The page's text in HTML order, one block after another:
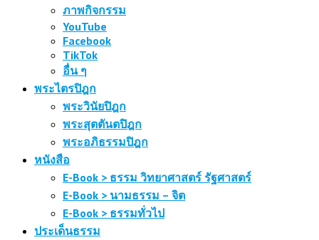
ภาพกิจกรรม
YouTube
Facebook
TikTok
อื่น ๆ
พระไตรปิฎก
พระวินัยปิฎก
พระสุตตันตปิฎก
พระอภิธรรมปิฎก
หนังสือ
E-Book > ธรรม วิทยาศาสตร์ รัฐศาสตร์
E-Book > นามธรรม – จิต
E-Book > ธรรมทั่วไป
ประเด็นธรรม